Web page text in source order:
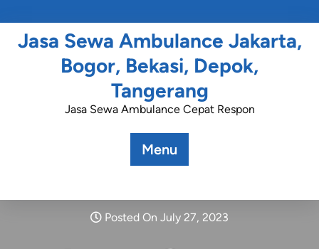
Jasa Sewa Ambulance Jakarta,
Bogor, Bekasi, Depok,
Tangerang
Jasa Sewa Ambulance Cepat Respon
Menu
Posted On July 27, 2023